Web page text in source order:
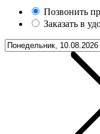
Позвонить
Заказать в